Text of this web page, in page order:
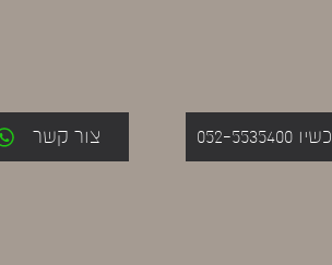
צור קשר